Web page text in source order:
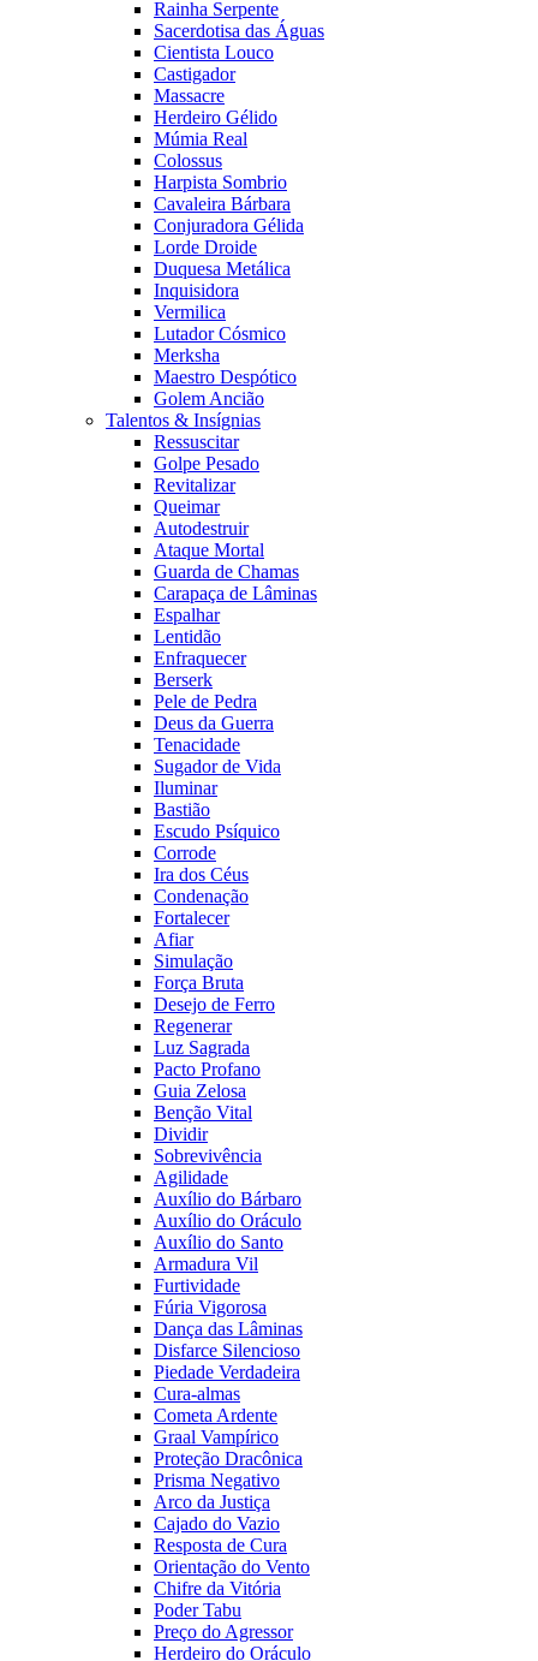
Rainha Serpente
Sacerdotisa das Águas
Cientista Louco
Castigador
Massacre
Herdeiro Gélido
Múmia Real
Colossus
Harpista Sombrio
Cavaleira Bárbara
Conjuradora Gélida
Lorde Droide
Duquesa Metálica
Inquisidora
Vermilica
Lutador Cósmico
Merksha
Maestro Despótico
Golem Ancião
Talentos & Insígnias
Ressuscitar
Golpe Pesado
Revitalizar
Queimar
Autodestruir
Ataque Mortal
Guarda de Chamas
Carapaça de Lâminas
Espalhar
Lentidão
Enfraquecer
Berserk
Pele de Pedra
Deus da Guerra
Tenacidade
Sugador de Vida
Iluminar
Bastião
Escudo Psíquico
Corrode
Ira dos Céus
Condenação
Fortalecer
Afiar
Simulação
Força Bruta
Desejo de Ferro
Regenerar
Luz Sagrada
Pacto Profano
Guia Zelosa
Benção Vital
Dividir
Sobrevivência
Agilidade
Auxílio do Bárbaro
Auxílio do Oráculo
Auxílio do Santo
Armadura Vil
Furtividade
Fúria Vigorosa
Dança das Lâminas
Disfarce Silencioso
Piedade Verdadeira
Cura-almas
Cometa Ardente
Graal Vampírico
Proteção Dracônica
Prisma Negativo
Arco da Justiça
Cajado do Vazio
Resposta de Cura
Orientação do Vento
Chifre da Vitória
Poder Tabu
Preço do Agressor
Herdeiro do Oráculo